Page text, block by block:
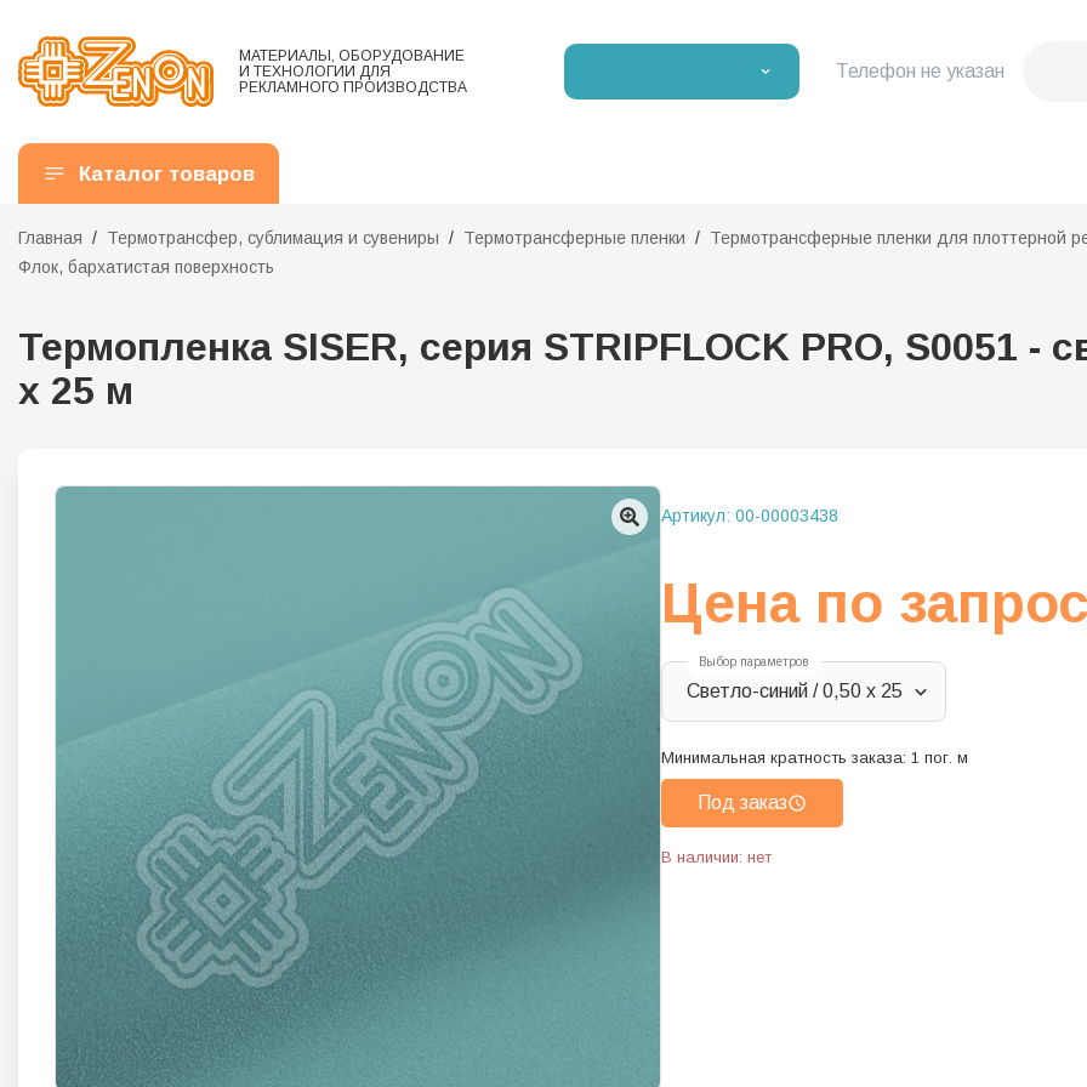
МАТЕРИАЛЫ, ОБОРУДОВАНИЕ
И ТЕХНОЛОГИИ ДЛЯ
РЕКЛАМНОГО ПРОИЗВОДСТВА
Телефон не указан
Каталог товаров
Главная Термотрансфер, сублимация и сувениры Термотрансферные пленки
Термотрансферные пленки для плоттерной
Флок, бархатистая поверхность
Термопленка SISER, серия STRIPFLOCK PRO, S0051 -
x 25 м
Артикул: 00-00003438
Цена по
Выбор параметров
Светло-синий / 0,50 х 25
Минимальная кратность заказа: 1 пог. м
Под заказ
В наличии: нет